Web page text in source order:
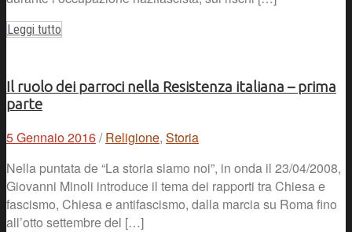
Leggi tutto
Il ruolo dei parroci nella Resistenza italiana – prima
parte
5 Gennaio 2016/ Religione, Storia
Nella puntata de “La storia siamo noi”, in onda il 23/04/2008,
Giovanni Minoli introduce il tema dei rapporti tra Chiesa e
fascismo, Chiesa e antifascismo, dalla marcia su Roma fino
all’otto settembre del […]